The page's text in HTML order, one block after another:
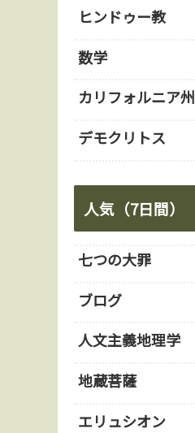
ヒンドゥー教
数学
カリフォルニア州
デモクリトス
人気（7日間）
七つの大罪
ブログ
人文主義地理学
地蔵菩薩
エリュシオン